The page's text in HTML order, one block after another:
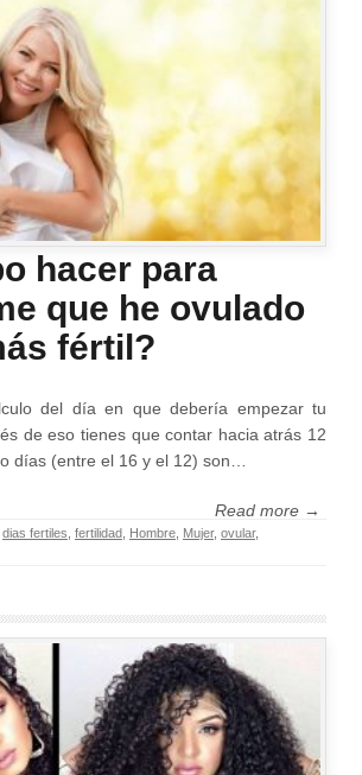
hacer para
que he ovulado
fértil?
del día en que debería empezar tu
de eso tienes que contar hacia atrás 12
días (entre el 16 y el 12) son…
Read more →
dias fertiles fertilidad Hombre Mujer, ovular,